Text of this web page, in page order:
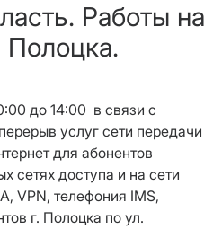
Работы на
Полоцка.
до 14:00 в связи с
услуг сети передачи
для абонентов
сетях доступа и на сети
, VPN, телефония IMS,
г. Полоцка по ул.